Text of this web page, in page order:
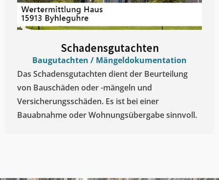
Schadensgutachten
Baugutachten / Mängeldokumentation
Das Schadensgutachten dient der Beurteilung
von Bauschäden oder -mängeln und
Versicherungsschäden. Es ist bei einer
Bauabnahme oder Wohnungsübergabe sinnvoll.